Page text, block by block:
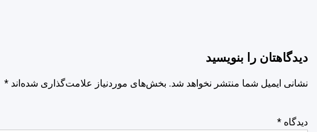
دیدگاهتان را بنویسید
نشانی ایمیل شما منتشر نخواهد شد. بخش‌های موردنیاز علامت‌گذاری شده‌اند *
دیدگاه *